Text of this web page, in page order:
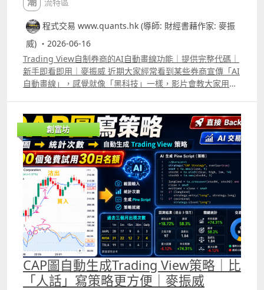
程式交易 www.quants.hk (導師: 財經書藉作家: 麥振
威) ・2026-06-16
Trading View自制券商的AI自動畫線功能｜提供完整代碼｜
新手即看即用｜麥振威 近期大家經常看到某些券商宣傳「AI
自動畫線」，感覺就像「黑科技」一樣，影片會教大家用
成。 完整代碼已放在留言區，大家可直接copy到Trading
View的pine editor便能使用，若配合real time data，就能
做到券商AI 自動畫線的功能，而且可以自行加其他的條件來
更改畫線準則。
創富坊
CAP圖自動生成Trading View策略｜比
「人話」寫策略更方便｜麥振威